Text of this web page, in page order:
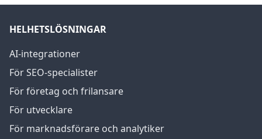
HELHETSLÖSNINGAR
AI-integrationer
För SEO-specialister
För företag och frilansare
För utvecklare
För marknadsförare och analytiker